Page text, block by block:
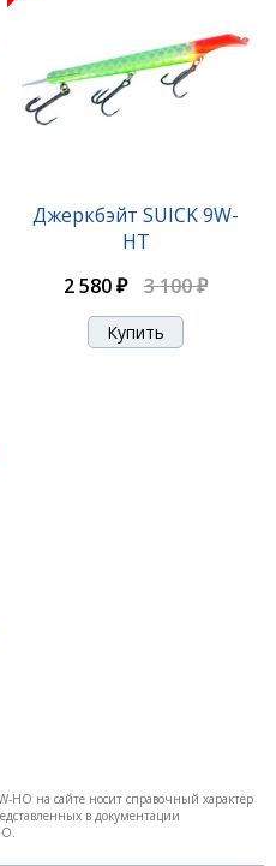
Джеркбэйт SUICK 9W-
HT
2 580 ₽
3 100 ₽
HO на сайте носит справочный характер
в документации